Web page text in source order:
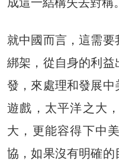
就中國而言，這需
綁架，從自身的利益
發，來處理和發展
遊戲，太平洋之大
大，更能容得下中
協，如果沒有明確